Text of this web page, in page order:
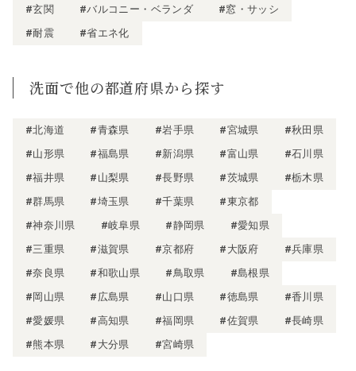
#玄関
#バルコニー・ベランダ
#窓・サッシ
#耐震
#省エネ化
洗面で他の都道府県から探す
#北海道 #青森県 #岩手県 #宮城県
#秋田県
#山形県
#福島県 #新潟県 #富山県
#石川県
#福井県
#山梨県 #長野県 #茨城県
#栃木県
#群馬県
#埼玉県 #千葉県
#東京都
#神奈川県
#岐阜県 #静岡県
#愛知県
#三重県
#滋賀県 #京都府 #大阪府
#兵庫県
#奈良県
#和歌山県 #鳥取県
#島根県
#岡山県
#広島県 #山口県 #徳島県
#香川県
#愛媛県
#高知県 #福岡県 #佐賀県
#長崎県
#熊本県
#大分県 #宮崎県